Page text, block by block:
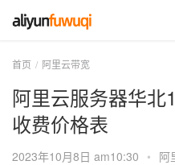
首页 阿里云带宽
阿里云服务器华
收费价格表
2023年10月8日 am10:30 • 阿